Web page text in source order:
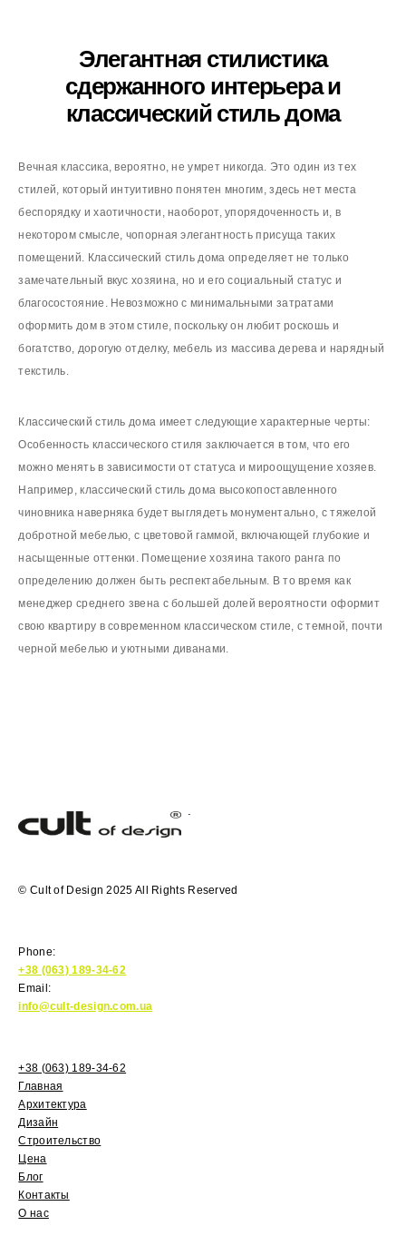
Элегантная стилистика
сдержанного интерьера и
классический стиль дома
Вечная классика, вероятно, не умрет никогда. Это один из тех
стилей, который интуитивно понятен многим, здесь нет места
беспорядку и хаотичности, наоборот, упорядоченность и, в
некотором смысле, чопорная элегантность присуща таких
помещений. Классический стиль дома определяет не только
замечательный вкус хозяина, но и его социальный статус и
благосостояние. Невозможно с минимальными затратами
оформить дом в этом стиле, поскольку он любит роскошь и
богатство, дорогую отделку, мебель из массива дерева и нарядный
текстиль.
Классический стиль дома имеет следующие характерные черты:
Особенность классического стиля заключается в том, что его
можно менять в зависимости от статуса и мироощущение хозяев.
Например, классический стиль дома высокопоставленного
чиновника наверняка будет выглядеть монументально, с тяжелой
добротной мебелью, с цветовой гаммой, включающей глубокие и
насыщенные оттенки. Помещение хозяина такого ранга по
определению должен быть респектабельным. В то время как
менеджер среднего звена с большей долей вероятности оформит
свою квартиру в современном классическом стиле, с темной, почти
черной мебелью и уютными диванами.
© Cult of Design 2025 All Rights Reserved
Phone:
+38 (063) 189-34-62
Email:
info@cult-design.com.ua
+38 (063) 189-34-62
Главная
Архитектура
Дизайн
Строительство
Цена
Блог
Контакты
О нас